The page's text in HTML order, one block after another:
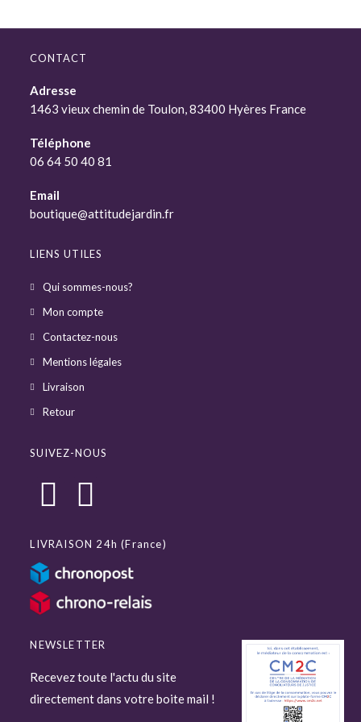
CONTACT
Adresse
1463 vieux chemin de Toulon, 83400 Hyères France
Téléphone
06 64 50 40 81
Email
boutique@attitudejardin.fr
LIENS UTILES
Qui sommes-nous?
Mon compte
Contactez-nous
Mentions légales
Livraison
Retour
SUIVEZ-NOUS
LIVRAISON 24h (France)
NEWSLETTER
Recevez toute l'actu du site
directement dans votre boite mail !